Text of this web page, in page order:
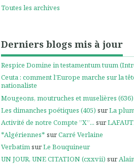
Toutes les archives
Derniers blogs mis à jour
Respice Domine in testamentum tuum
Ceuta : comment l’Europe marche sur la
nationaliste
Mougeons, moutruches et muselières (636)
Les dimanches poétiques (405) surLa
Activité de notre Compte ”X”... sur
*Algériennes* surCarré Verlaine
VerbatimsurLe Bouquineur
UN JOUR, UNE CITATION (cxxvii) sur